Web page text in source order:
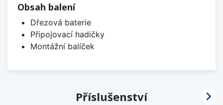
Obsah balení
Dřezová baterie
Připojovací hadičky
Montážní balíček
Příslušenství 